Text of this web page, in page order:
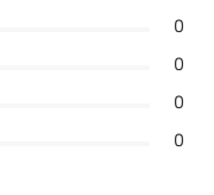
0
0
0
0